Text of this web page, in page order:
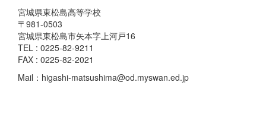
宮城県東松島高等学校
〒981-0503
宮城県東松島市矢本字上河戸16
TEL : 0225-82-9211
FAX : 0225-82-2021
Mail：higashi-matsushima@od.myswan.ed.jp